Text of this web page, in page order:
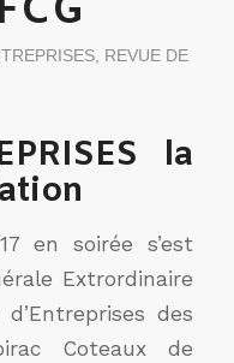
, REVUE DE
la
en soirée s’est
Extrordinaire
des
Coteaux de